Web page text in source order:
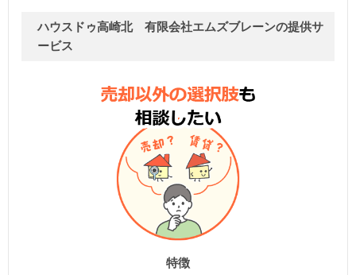
ハウスドゥ高崎北 有限会社エムズブレーンの提供サ
ービス
特徴